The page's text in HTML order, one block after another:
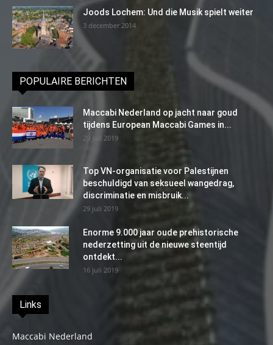
Joods Lochem: Und die Musik spielt weiter
3 december 2014
POPULAIRE BERICHTEN
Maccabi Nederland op jacht naar goud
tijdens European Maccabi Games in...
29 juli 2019
Top VN-organisatie voor Palestijnen
beschuldigd van seksueel wangedrag,
discriminatie en misbruik...
29 juli 2019
Enorme 9.000 jaar oude prehistorische
nederzetting uit de nieuwe steentijd
ontdekt...
16 juli 2019
Links
Maccabi Nederland